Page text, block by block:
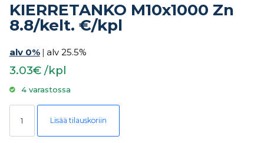
KIERRETANKO M10x1000 Zn
8.8/kelt. €/kpl
alv 0% | alv 25.5%
3.03€ /kpl
4 varastossa
KIERRETANKO M10x1000 Zn 8.8/kelt. €/kpl määrä
Lisää tilauskoriin